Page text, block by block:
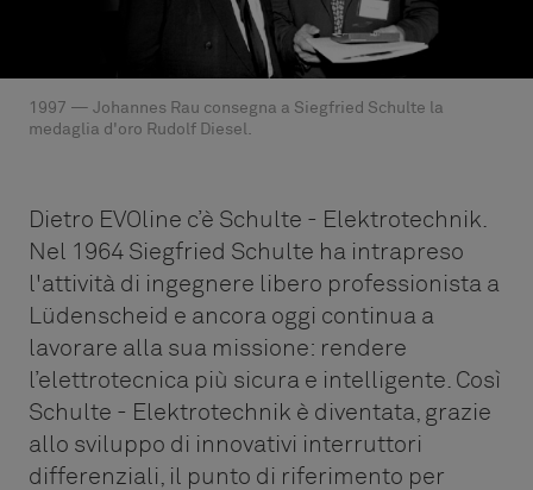
1997 — Johannes Rau consegna a Siegfried Schulte la
medaglia d'oro Rudolf Diesel.
Dietro EVOline c’è Schulte - Elektrotechnik.
Nel 1964 Siegfried Schulte ha intrapreso
l'attività di ingegnere libero professionista a
Lüdenscheid e ancora oggi continua a
lavorare alla sua missione: rendere
l’elettrotecnica più sicura e intelligente. Così
Schulte - Elektrotechnik è diventata, grazie
allo sviluppo di innovativi interruttori
differenziali, il punto di riferimento per